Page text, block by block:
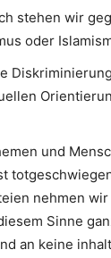
stehen wir
oder
und
nehmen
Sinne
an keine